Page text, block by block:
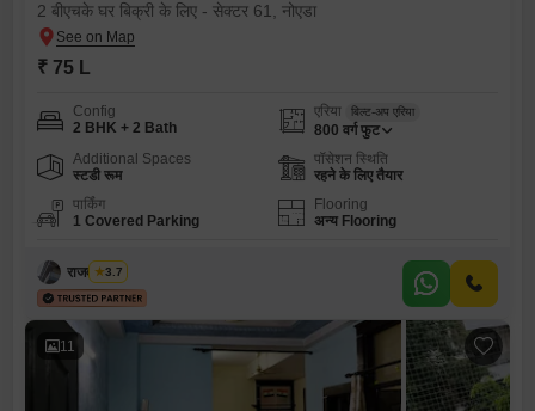
2 बीएचके घर बिक्री के लिए - सेक्टर 61, नोएडा
₹ 75 L
Config
2 BHK + 2 Bath
एरिया बिल्ट-अप एरिया
800 वर्ग फुट
Additional Spaces
स्टडी रूम
पॉसेशन स्थिति
रहने के लिए तैयार
पार्किंग
1 Covered Parking
Flooring
अन्य Flooring
राजवीर सिंघ
3.7
11